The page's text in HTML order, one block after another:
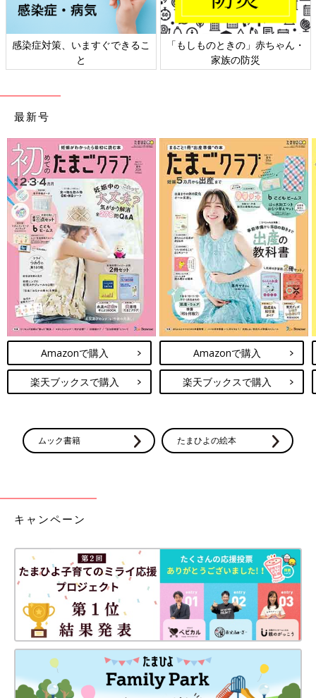
ごはんも食べさせてほしい、抱っこしてほしいと自分でやってい
たことも全部、赤ちゃんだからできないという感じで、甘えるよ
うになっていました。
二男を産んだ時に長男の赤ちゃん返りは経験していましたが、赤
せろとオタマを持ってきたりと赤ちゃんを全力拒否していたの
で、こんなに赤ちゃんになりきる赤ちゃん返りもあるんだなと勉
一方、長男はというと二男よりは落ち着いていましたが、抱っこ
してほしいという回数が増え、静かに赤ちゃん返りをしていまし
た。
私はおなかが張りやすく切迫
になりやすいため、先生からも
抱っこは控えるように言われていました。
そのため、抱っこしてほしいと言われた時はハグをして、そのほ
かのお願いはなるべく応えるようにしていました。
妹ができるのはうれしいけど自分も見てほしい、という息子たち
なりに葛藤している気持ちが伝わってきて、抱っこできない自分
がものすごく申し訳なくなりました。
「赤ちゃんが生まれたらたくさん抱っこするからね」と言えば、
ちゃんと分かってくれる息子たち。
だけどさみしいからやっぱり甘えたくなって赤ちゃん返り。
これを繰り返しながら、みんなでメンタルが不安定になっていま
した。
し、日々育児に奮闘しています。
Instagramにて子ども達と夫との日常を描いています。
前の話
出産で母が入院する
ことを上の子たちに
伝えた結果...【3人目
も!? トラブルだらけ
のハチャメチャ妊娠
レポ2 #5】
次の話
何をやっても治まらな
いおなかの張り。つい
トラブルだらけのハチ
ャメチャ妊娠レポ2
#7】
感染症対策、いますぐできるこ
と
「もしものときの」赤ちゃん・
家族の防災
最新号
Amazonで購入
楽天ブックスで購入
Amazonで購入
楽天ブックスで購入
ムック書籍 たまひよの絵本
キャンペーン